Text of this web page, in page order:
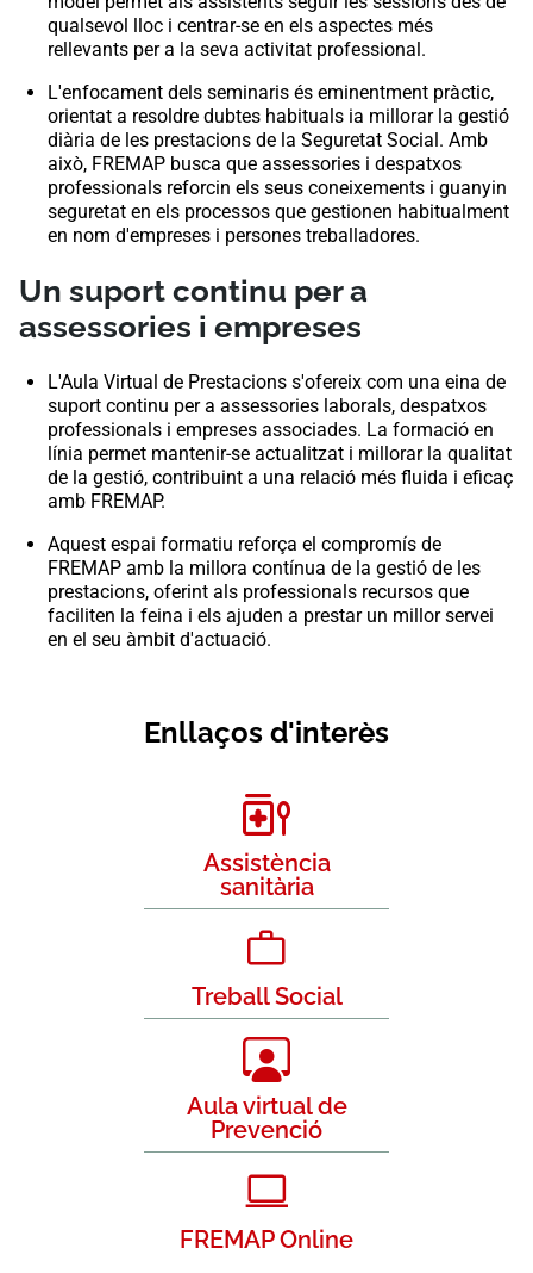
qualsevol lloc i centrar-se en els aspectes més
rellevants per a la seva activitat professional.
L'enfocament dels seminaris és eminentment pràctic,
orientat a resoldre dubtes habituals ia millorar la gestió
diària de les prestacions de la Seguretat Social. Amb
això, FREMAP busca que assessories i despatxos
professionals reforcin els seus coneixements i guanyin
seguretat en els processos que gestionen habitualment
en nom d'empreses i persones treballadores.
Un suport continu per a
assessories i empreses
L'Aula Virtual de Prestacions s'ofereix com una eina de
suport continu per a assessories laborals, despatxos
professionals i empreses associades. La formació en
línia permet mantenir-se actualitzat i millorar la qualitat
de la gestió, contribuint a una relació més fluida i eficaç
amb FREMAP.
Aquest espai formatiu reforça el compromís de
FREMAP amb la millora contínua de la gestió de les
prestacions, oferint als professionals recursos que
faciliten la feina i els ajuden a prestar un millor servei
en el seu àmbit d'actuació.
Enllaços d'interès
Assistència
sanitària
Treball Social
Aula virtual de
Prevenció
FREMAP Online